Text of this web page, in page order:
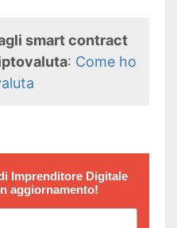
smart contract
: Come ho
Imprenditore Digitale
aggiornamento!